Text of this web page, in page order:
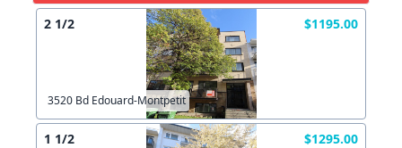
2 1/2 $1195.00
3520 Bd Edouard-Montpetit
1 1/2 $1295.00